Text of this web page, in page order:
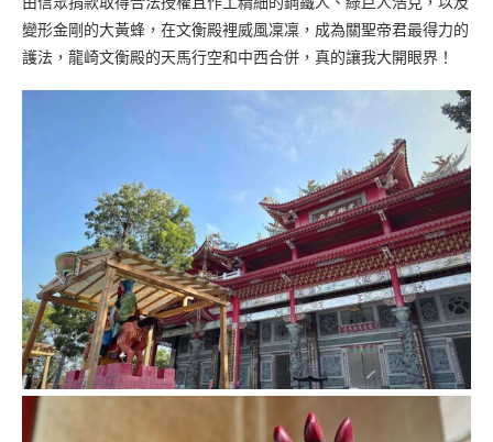
變形金剛的大黃蜂，在文衡殿裡威風凜凜，成為關聖帝君最得力的
護法，龍崎文衡殿的天馬行空和中西合併，真的讓我大開眼界！